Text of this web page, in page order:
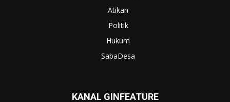
Atikan
Politik
Hukum
SabaDesa
KANAL GINFEATURE